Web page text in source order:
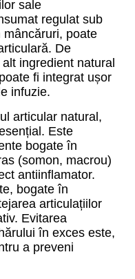
sale
regulat sub
poate
De
ingredient natural
fi integrat ușor
infuzie.
articular natural,
Este
bogate în
(somon, macrou)
antiinflamator.
bogate în
articulațiilor
Evitarea
în exces este,
a preveni